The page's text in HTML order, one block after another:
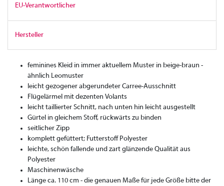
EU-Verantwortlicher
Hersteller
feminines Kleid in immer aktuellem Muster in beige-braun -
ähnlich Leomuster
leicht gezogener abgerundeter Carree-Ausschnitt
Flügelärmel mit dezenten Volants
leicht taillierter Schnitt, nach unten hin leicht ausgestellt
Gürtel in gleichem Stoff, rückwärts zu binden
seitlicher Zipp
komplett gefüttert; Futterstoff Polyester
leichte, schön fallende und zart glänzende Qualität aus
Polyester
Maschinenwäsche
Länge ca. 110 cm - die genauen Maße für jede Größe bitte der